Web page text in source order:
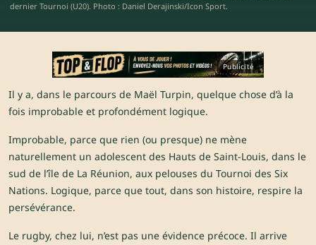
dernier Tournoi (U20). Photo : Daniel Derajinski/Icon Sport.
Publicité
Il y a, dans le parcours de Maël Turpin, quelque chose d’à la
fois improbable et profondément logique.
Improbable, parce que rien (ou presque) ne mène
naturellement un adolescent des Hauts de Saint-Louis, dans le
sud de l’île de La Réunion, aux pelouses du Tournoi des Six
Nations. Logique, parce que tout, dans son histoire, respire la
persévérance.
Le rugby, chez lui, n’est pas une évidence précoce. Il arrive